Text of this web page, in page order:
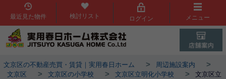
最近見た物件 検討リスト ログイン メニュー
文京区の不動産売買・賃貸｜実用春日ホーム > 周辺施設案内 >
文京区 > 文京区の小学校 > 文京区立明化小学校 >
文京区立